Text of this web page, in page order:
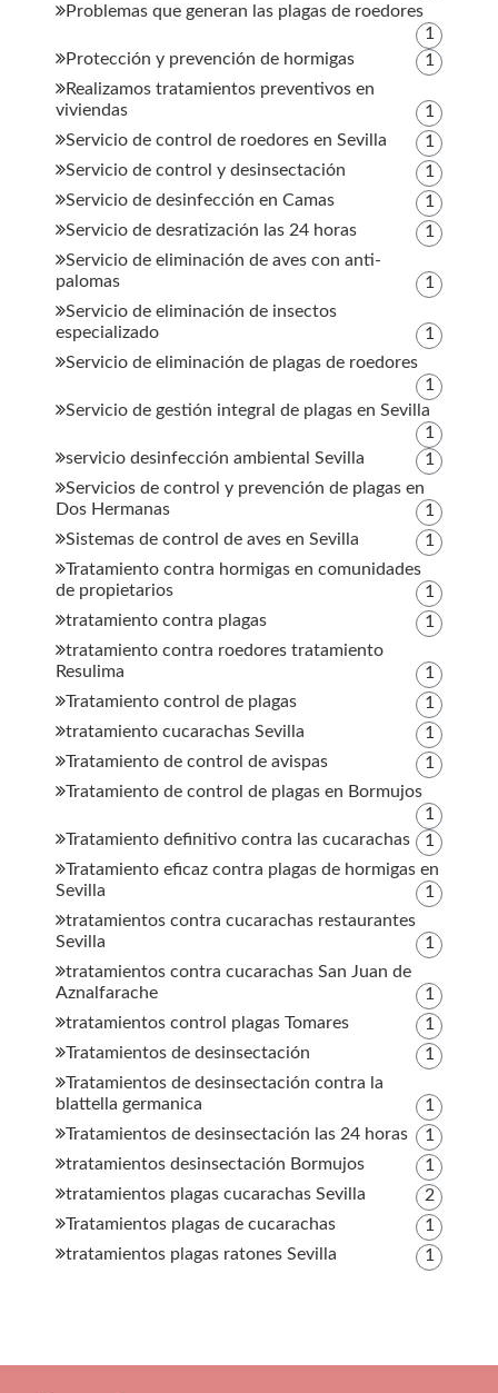
Problemas que generan las plagas de roedores
1
Protección y prevención de hormigas
1
Realizamos tratamientos preventivos en
viviendas
1
Servicio de control de roedores en Sevilla
1
Servicio de control y desinsectación
1
Servicio de desinfección en Camas
1
Servicio de desratización las 24 horas
1
Servicio de eliminación de aves con anti-
palomas
1
Servicio de eliminación de insectos
especializado
1
Servicio de eliminación de plagas de roedores
1
Servicio de gestión integral de plagas en Sevilla
1
servicio desinfección ambiental Sevilla
1
Servicios de control y prevención de plagas en
Dos Hermanas
1
Sistemas de control de aves en Sevilla
1
Tratamiento contra hormigas en comunidades
de propietarios
1
tratamiento contra plagas
1
tratamiento contra roedores tratamiento
Resulima
1
Tratamiento control de plagas
1
tratamiento cucarachas Sevilla
1
Tratamiento de control de avispas
1
Tratamiento de control de plagas en Bormujos
1
Tratamiento definitivo contra las cucarachas
1
Tratamiento eficaz contra plagas de hormigas en
Sevilla
1
tratamientos contra cucarachas restaurantes
Sevilla
1
tratamientos contra cucarachas San Juan de
Aznalfarache
1
tratamientos control plagas Tomares
1
Tratamientos de desinsectación
1
Tratamientos de desinsectación contra la
blattella germanica
1
Tratamientos de desinsectación las 24 horas
1
tratamientos desinsectación Bormujos
1
tratamientos plagas cucarachas Sevilla
2
Tratamientos plagas de cucarachas
1
tratamientos plagas ratones Sevilla
1